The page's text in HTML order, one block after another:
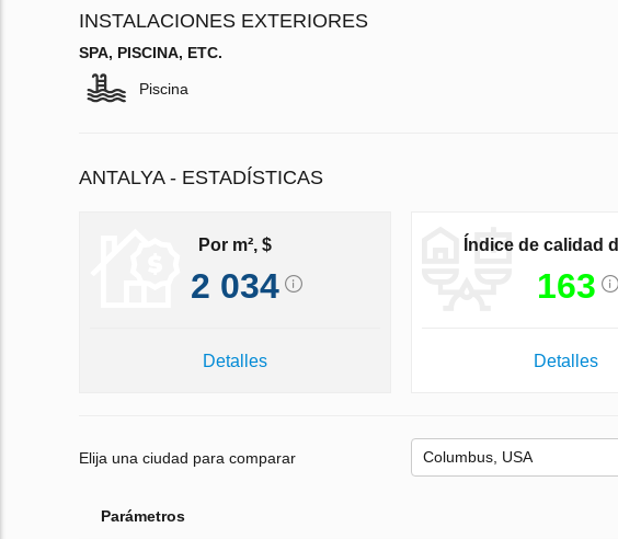
INSTALACIONES EXTERIORES
SPA, PISCINA, ETC.
Piscina
ANTALYA - ESTADÍSTICAS
Por m², $
2 034
Detalles
Índice de calidad
163
Detalles
Elija una ciudad para comparar
Parámetros